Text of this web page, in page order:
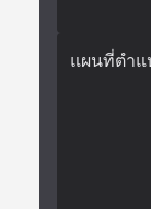
แผนที่ตำแ